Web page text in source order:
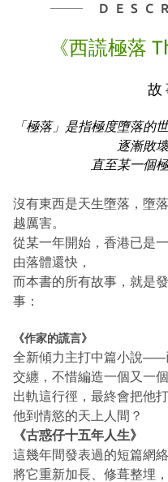
《西謊極落
故
「極落」是指極度墮落的
逐漸敗
直至某一個
沒有東西是天生墮落，墮
越厲害。
從某一年開始，香港已是
由落體還快，
而本書的所有故事，就是
事：
《作家的謊言》
全新傾力主打中篇小說——
交纏，不惜編造一個又一
出軌這行徑，最終會把他
他到情慾的天上人間？
《古惑仔十五年人生》
這幾年間發表過的短篇網
將它重新加長、修葺整埋，